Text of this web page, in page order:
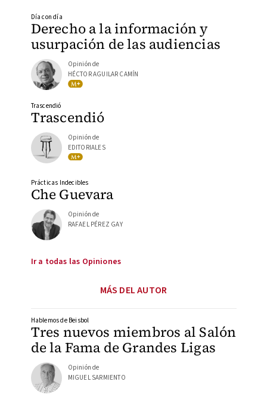
Derecho a la información y
usurpación de las audiencias
Día con día
Opinión de
HÉCTOR AGUILAR CAMÍN
Trascendió
Trascendió
Opinión de
EDITORIALES
Che Guevara
Prácticas Indecibles
Opinión de
RAFAEL PÉREZ GAY
Ir a todas las Opiniones
MÁS DEL AUTOR
Tres nuevos miembros al Salón
de la Fama de Grandes Ligas
Hablemos de Beisbol
Opinión de
MIGUEL SARMIENTO